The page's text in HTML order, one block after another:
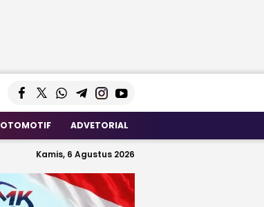
OTOMOTIF ADVETORIAL
Kamis, 6 Agustus 2026